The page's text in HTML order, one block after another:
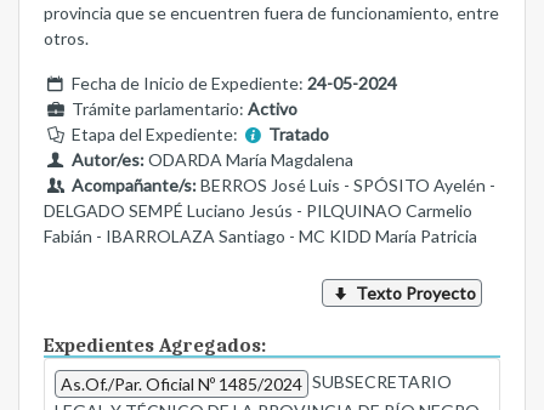
provincia que se encuentren fuera de funcionamiento, entre
otros.
Fecha de Inicio de Expediente: 24-05-2024
Trámite parlamentario: Activo
Etapa del Expediente:
Tratado
Autor/es:ODARDA María Magdalena
Acompañante/s:BERROS José Luis - SPÓSITO Ayelén -
DELGADO SEMPÉ Luciano Jesús - PILQUINAO Carmelio
Fabián - IBARROLAZA Santiago - MC KIDD María Patricia
Texto Proyecto
Expedientes Agregados:
As.Of./Par. Oficial Nº 1485/2024 SUBSECRETARIO